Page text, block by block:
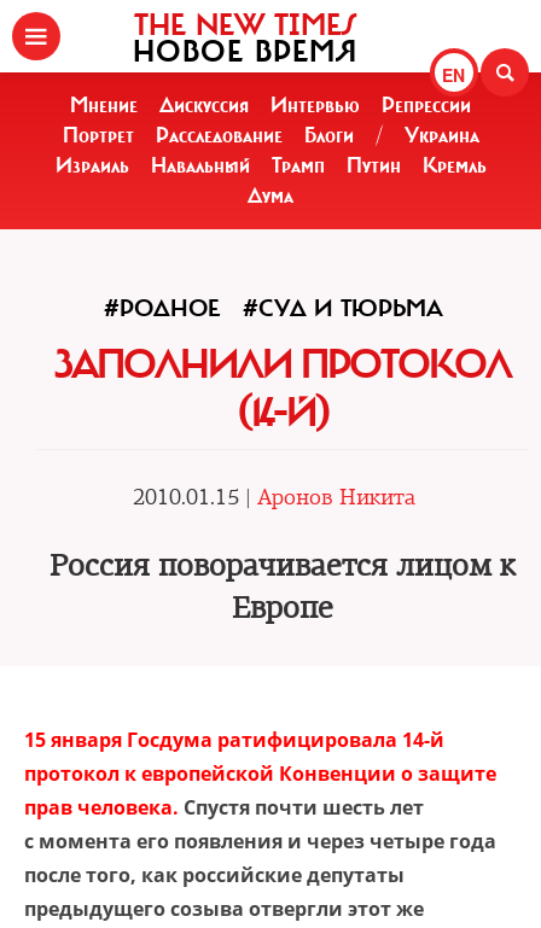
EN
THE NEW TIMES
НОВОЕ ВРЕМЯ
Мнение Дискуссия Интервью
Репрессии
Портрет
Расследование Блоги /
Украина
Израиль
Навальный Трамп Путин
Кремль
Дума
#РОДНОЕ #СУД И ТЮРЬМА
ЗАПОЛНИЛИ ПРОТОКОЛ
(14-Й)
2010.01.15 | Аронов Никита
Россия поворачивается лицом к
Европе
15 января Госдума ратифицировала 14-й
протокол к европейской Конвенции о защите
прав человека. Спустя почти шесть лет
с момента его появления и через четыре года
после того, как российские депутаты
предыдущего созыва отвергли этот же